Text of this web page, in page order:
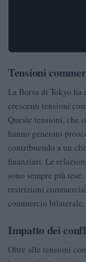
Tensioni
La Borsa di Tokyo
crescenti tensioni
Queste tensioni, che
hanno generato
contribuendo a un
finanziari. Le
sono sempre più
restrizioni
commercio
Impatto dei
Oltre alle tensioni